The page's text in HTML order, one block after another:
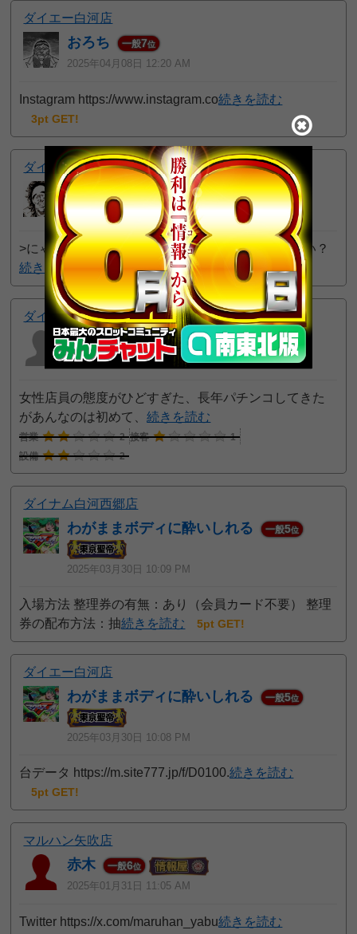
ダイエー白河店
おろち 一般7位
2025年04月08日 12:20 AM
Instagram https://www.instagram.co続きを読む
3pt GET!
ダイナム矢吹店
みんパチスタッフ１３
2025年04月07日 9:40 PM
>にゃー吉 さん 落ち着きなよ 一体何をされたんだい？
続きを読む
ダイナム矢吹店
にゃー吉 一般11037位
2025年04月07日 7:53 PM
女性店員の態度がひどすぎた、長年パチンコしてきた
があんなのは初めて、続きを読む
営業 2 接客
1
設備
2
ダイナム白河西郷店
わがままボディに酔いしれる 一般5位
2025年03月30日 10:09 PM
入場方法 整理券の有無：あり（会員カード不要） 整理
券の配布方法：抽続きを読む 5pt GET!
ダイエー白河店
わがままボディに酔いしれる 一般5位
2025年03月30日 10:08 PM
台データ https://m.site777.jp/f/D0100.続きを読む
5pt GET!
マルハン矢吹店
赤木 一般6位
2025年01月31日 11:05 AM
Twitter https://x.com/maruhan_yabu続きを読む